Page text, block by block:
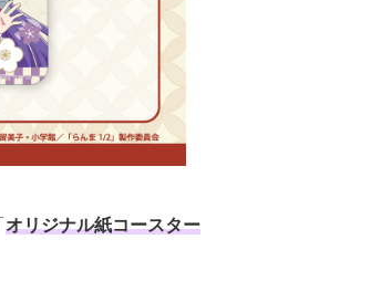
オリジナル紙コースター